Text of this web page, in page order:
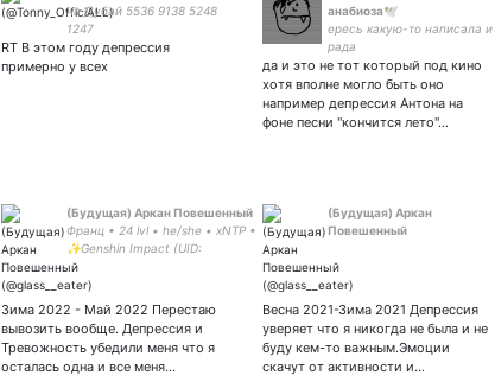
на Дубай 5536 9138 5248
1247
RT В этом году депрессия
примерно у всех
анабиоза🕊️
ересь какую-то написала и
рада
да и это не тот который под кино
хотя вполне могло быть оно
например депрессия Антона на
фоне песни "кончится лето"…
(Будущая) Аркан Повешенный
Франц • 24 lvl • he/she • xNTP •
✨Genshin Impact (UID:
718946760)✨MXTX✨IDV✨Этерна✨
Зима 2022 - Май 2022 Перестаю
вывозить вообще. Депрессия и
Тревожность убедили меня что я
осталась одна и все меня…
(Будущая) Аркан
Повешенный
Весна 2021-Зима 2021 Депрессия
уверяет что я никогда не была и не
буду кем-то важным.Эмоции
скачут от активности и…